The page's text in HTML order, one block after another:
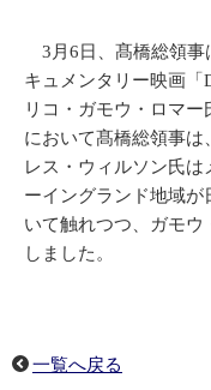
3月6日、髙橋総領事
キュメンタリー映画「
リコ・ガモウ・ロマ
において髙橋総領事
レス・ウィルソン氏
ーイングランド地域
いて触れつつ、ガモ
しました。
一覧へ戻る